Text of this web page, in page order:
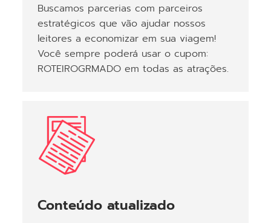
Buscamos parcerias com parceiros
estratégicos que vão ajudar nossos
leitores a economizar em sua viagem!
Você sempre poderá usar o cupom:
ROTEIROGRMADO em todas as atrações.
Conteúdo atualizado